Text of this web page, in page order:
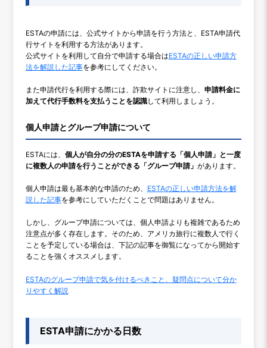
ESTAの申請には、公式サイトから申請を行う方法と、ESTA申請代
行サイトを利用する方法があります。
公式サイトを利用して自分で申請する場合はESTAの正しい申請方
法を解説した記事を参考にしてください。
また申請代行を利用する際には、詐欺サイトに注意し、 申請料金に
加えて代行手数料を支払うことを認識して利用しましょう。
個人申請とグループ申請について
ESTAには、 個人が自分の分のESTAを申請する「個人申請」と一度
に複数人の申請を行うことができる「グループ申請」 があります。
個人申請は最も基本的な申請のため、 ESTAの正しい申請方法を解
説した記事を参考にしていただくことで問題はありません。
しかし、グループ申請については、個人申請よりも複雑であるため
注意点が多く存在します。そのため、アメリカ旅行に複数人で行く
ことを予定している場合は、下記の記事を御覧になってから開始す
ることを強くオススメします。
ESTAのグループ申請で気を付けるべきこと、疑問点について分か
りやすく解説
ESTA申請にかかる日数